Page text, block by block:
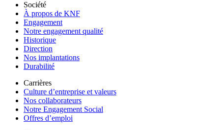
Société
À propos de KNF
Engagement
Notre engagement qualité
Historique
Direction
Nos implantations
Durabilité
Carrières
Culture d’entreprise et valeurs
Nos collaborateurs
Notre Engagement Social
Offres d’emploi